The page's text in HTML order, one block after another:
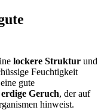
lockere Struktur und
Feuchtigkeit
gute
Geruch, der auf
hinweist.